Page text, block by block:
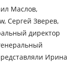
Маслов,
Сергей Зверев,
директор
Ирина